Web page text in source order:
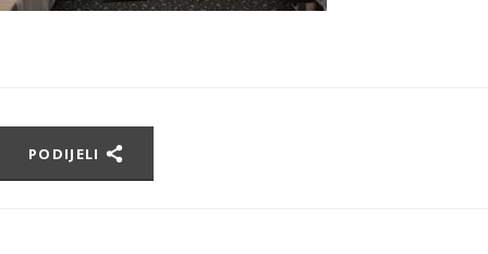
PODIJELI